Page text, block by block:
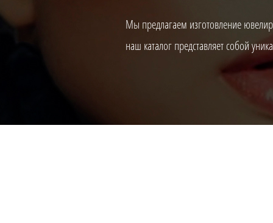
Мы предлагаем изготовление
наш каталог представляет собой